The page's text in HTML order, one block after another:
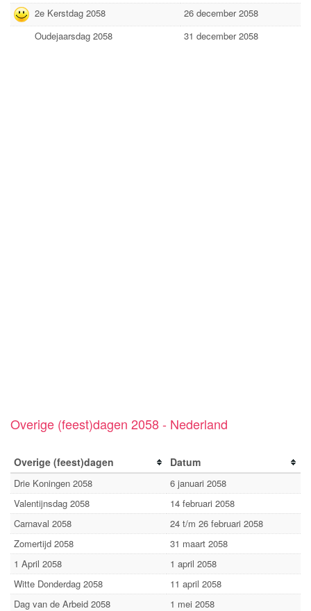
2e Kerstdag 2058
26 december 2058
Oudejaarsdag 2058
31 december 2058
Overige (feest)dagen 2058 - Nederland
Overige (feest)dagen Datum
Drie Koningen 2058
6 januari 2058
Valentijnsdag 2058
14 februari 2058
Carnaval 2058
24 t/m 26 februari 2058
Zomertijd 2058
31 maart 2058
1 April 2058
1 april 2058
Witte Donderdag 2058
11 april 2058
Dag van de Arbeid 2058
1 mei 2058